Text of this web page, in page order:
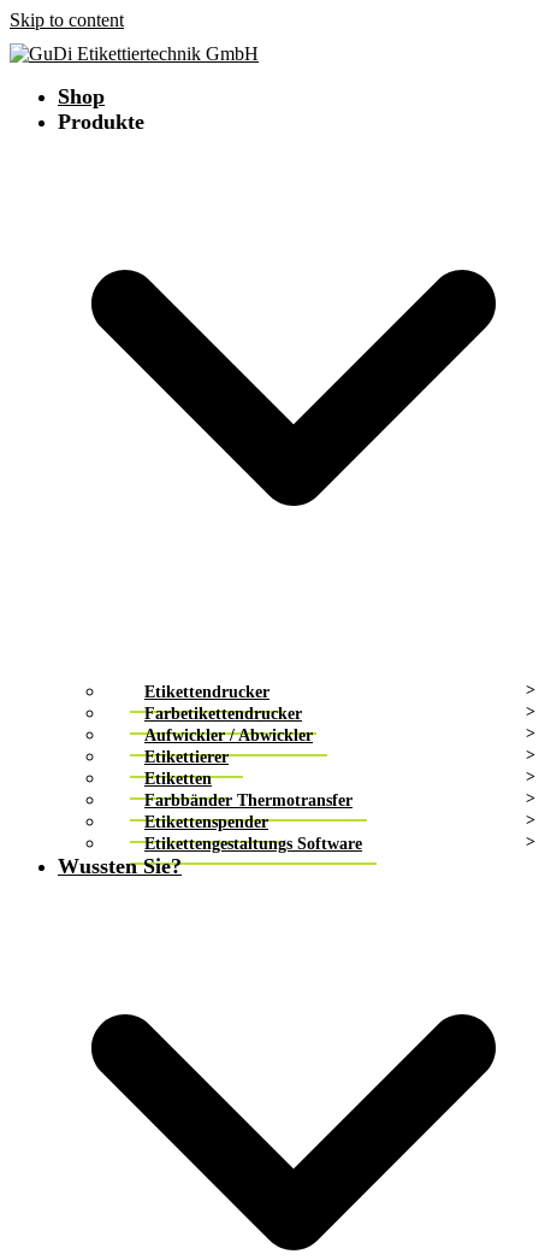
Skip to content
Shop
Produkte
Etikettendrucker
Farbetikettendrucker
Aufwickler / Abwickler
Etikettierer
Etiketten
Farbbänder Thermotransfer
Etikettenspender
Etikettengestaltungs Software
Wussten Sie?